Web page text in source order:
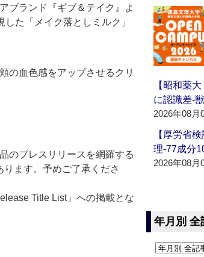
ブランド『ギブ＆テイク』よ
た「メイク落としミルク」
の血色感をアップさせるクリ
のプレスリリースを網羅する
ます。予めご了承くださ
Title List」への掲載とな
【昭和薬
に認識差‐
2026年08月
【厚労省
理‐77成分
2026年08月
年月別 全